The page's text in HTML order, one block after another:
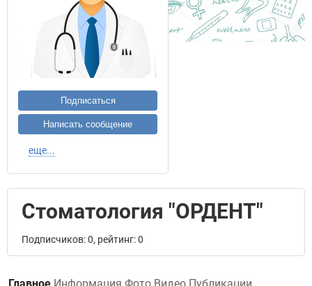
Подписаться
Написать сообщение
еще...
Стоматология "ОРДЕНТ"
Подписчиков: 0, рейтинг: 0